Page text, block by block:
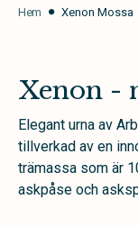
Hem Xenon Mossa
Xenon -
Elegant urna av
tillverkad av en
trämassa som är
askpåse och